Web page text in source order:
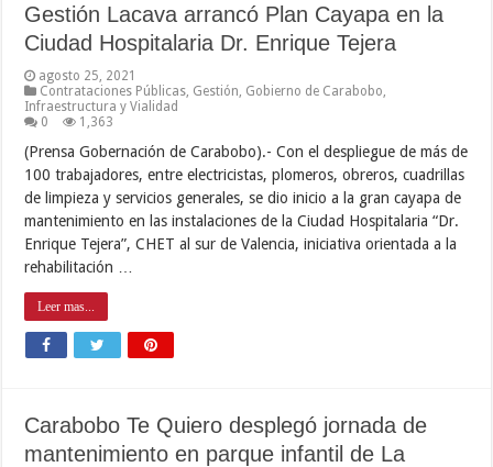
Gestión Lacava arrancó Plan Cayapa en la
Ciudad Hospitalaria Dr. Enrique Tejera
agosto 25, 2021
Contrataciones Públicas Gestión Gobierno de Carabobo
Infraestructura y Vialidad
0
1,363
(Prensa Gobernación de Carabobo).- Con el despliegue de más de
100 trabajadores, entre electricistas, plomeros, obreros, cuadrillas
de limpieza y servicios generales, se dio inicio a la gran cayapa de
mantenimiento en las instalaciones de la Ciudad Hospitalaria “Dr.
Enrique Tejera”, CHET al sur de Valencia, iniciativa orientada a la
rehabilitación …
Leer mas...
Carabobo Te Quiero desplegó jornada de
mantenimiento en parque infantil de La